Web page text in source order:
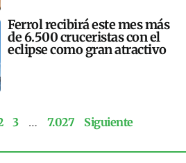
Ferrol recibirá este mes más
de 6.500 cruceristas con el
eclipse como gran atractivo
3 … 7.027 Siguiente